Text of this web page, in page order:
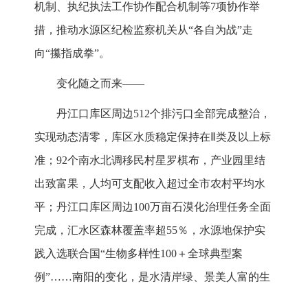
机制、执纪执法工作协作配合机制等7项协作举
措，推动水源区纪检监察机关从“各自为战”走
向“攥指成拳”。
变化随之而来——
丹江口库区周边512个排污口全部完成整治，
实现动态清零，库区水质稳定保持在Ⅱ类及以上标
准；92个南水北调移民村星罗棋布，产业园里结
出致富果，人均可支配收入超过全市农村平均水
平；丹江口库区周边100万亩石漠化治理任务全面
完成，汇水区森林覆盖率超55％，水源地保护实
践入选联合国“生物多样性100＋全球典型案
例”……南阳的变化，是水清岸绿、景美人富的生